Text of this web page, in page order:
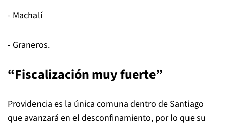
- Machalí
- Graneros.
“Fiscalización muy fuerte”
Providencia es la única comuna dentro de Santiago
que avanzará en el desconfinamiento, por lo que su